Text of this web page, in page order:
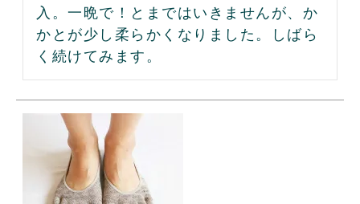
入。一晩で！とまではいきませんが、か
かとが少し柔らかくなりました。しばら
く続けてみます。